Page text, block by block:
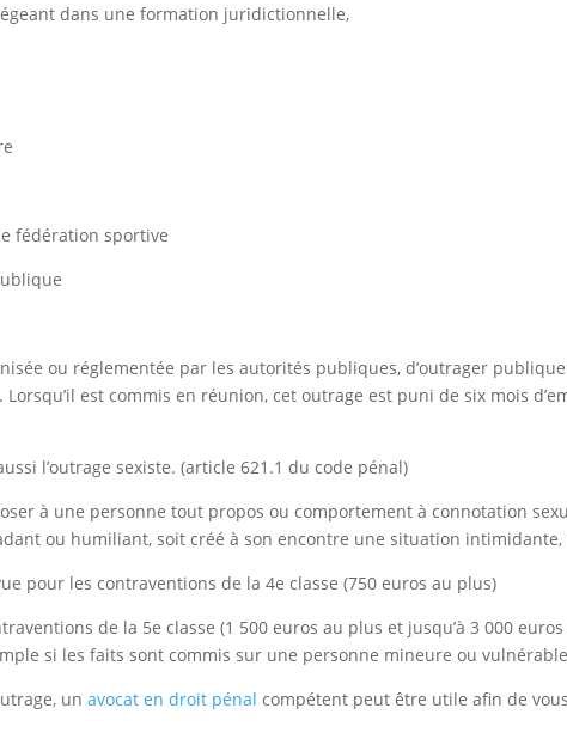
dans une formation juridictionnelle,
fédération sportive
ou réglementée par les autorités publiques, d’outrager
est commis en réunion, cet outrage est puni de six mois
l’outrage sexiste. (article 621.1 du code pénal)
à une personne tout propos ou comportement à connotation
ou humiliant, soit créé à son encontre une situation
pour les contraventions de la 4e classe (750 euros au plus)
de la 5e classe (1 500 euros au plus et jusqu’à 3 000
si les faits sont commis sur une personne mineure ou
unavocat en droit pénal compétent peut être utile afin de